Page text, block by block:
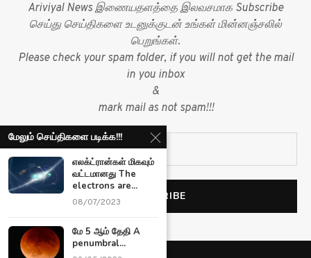
Ariviyal News இணையதளத்தை இலவசமாக Subscribe
செய்து செய்திகளை உடனுக்குடன் உங்கள் மின்னஞ்சலில்
பெறுங்கள்.
Please check your spam folder, if you will not get the mail
in you inbox
&
mark mail as not spam!!!
மேலும் செய்திகளை படிக்க!!!
எலக்ட்ரான்கள் மிகவும்
வட்டமானது The
electrons are...
08/07/2023
மே 5 ஆம் தேதி A
penumbral...